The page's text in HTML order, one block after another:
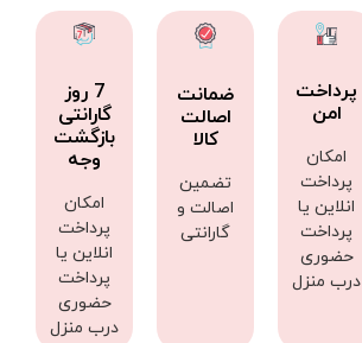
پرداخت
امن
امکان
پرداخت
انلاین یا
پرداخت
حضوری
درب منزل
ضمانت
اصالت
کالا
تضمین
اصالت و
گارانتی
7 روز
گارانتی
بازگشت
وجه
امکان
پرداخت
انلاین یا
پرداخت
حضوری
درب منزل